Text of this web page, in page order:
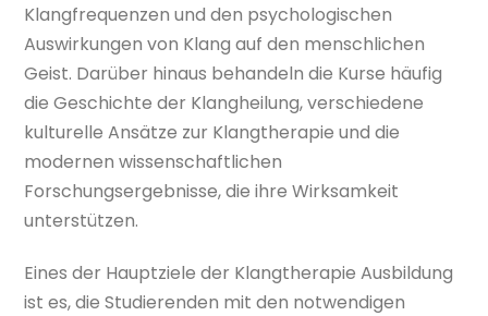
Klangfrequenzen und den psychologischen
Auswirkungen von Klang auf den menschlichen
Geist. Darüber hinaus behandeln die Kurse häufig
die Geschichte der Klangheilung, verschiedene
kulturelle Ansätze zur Klangtherapie und die
modernen wissenschaftlichen
Forschungsergebnisse, die ihre Wirksamkeit
unterstützen.
Eines der Hauptziele der Klangtherapie Ausbildung
ist es, die Studierenden mit den notwendigen